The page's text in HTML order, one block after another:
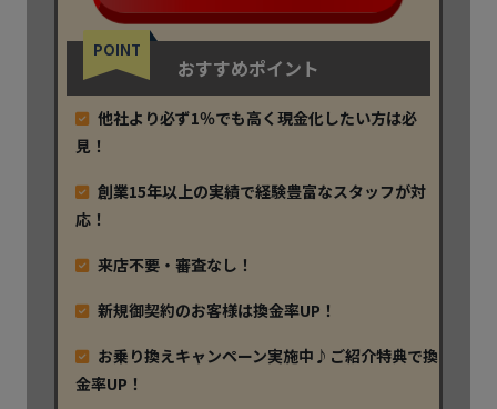
POINT
おすすめポイント
他社より必ず1％でも高く現金化したい方は必
見！
創業15年以上の実績で経験豊富なスタッフが対
応！
来店不要・審査なし！
新規御契約のお客様は換金率UP！
お乗り換えキャンペーン実施中♪ご紹介特典で換
金率UP！